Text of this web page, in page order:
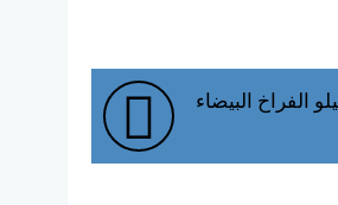
الفراخ البيضاء